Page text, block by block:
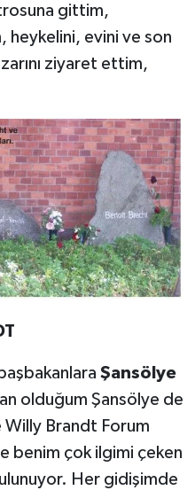
gittim,
heykelini, evini ve son
ziyaret ettim,
Şansölye
olduğum Şansölye de
Brandt Forum
benim çok ilgimi çeken
Her gidişimde